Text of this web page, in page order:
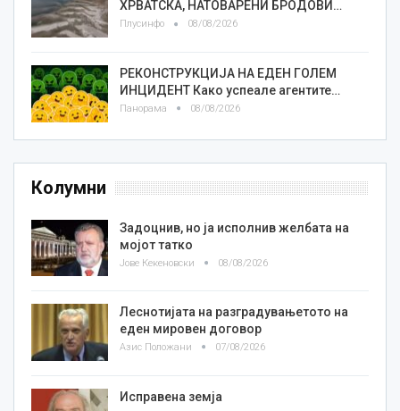
ХРВАТСКА, НАТОВАРЕНИ БРОДОВИ…
Плусинфо 08/08/2026
РЕКОНСТРУКЦИЈА НА ЕДЕН ГОЛЕМ
ИНЦИДЕНТ Како успеале агентите…
Панорама 08/08/2026
Колумни
Задоцнив, но ја исполнив желбата на
мојот татко
Јове Кекеновски 08/08/2026
Леснотијата на разградувањетото на
еден мировен договор
Азис Положани 07/08/2026
Исправена земја